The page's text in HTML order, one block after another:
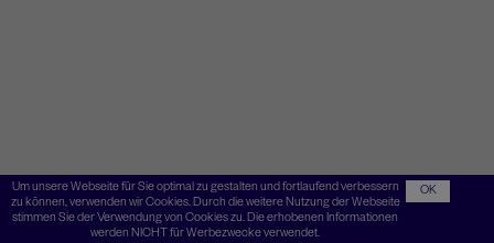
Um unsere Webseite für Sie optimal zu gestalten und fortlaufend verbessern
zu können, verwenden wir Cookies. Durch die weitere Nutzung der Webseite
stimmen Sie der Verwendung von Cookies zu. Die erhobenen Informationen
werden NICHT für Werbezwecke verwendet.
OK